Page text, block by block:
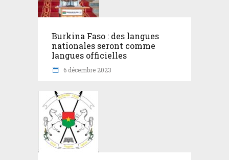
Burkina Faso : des langues
nationales seront comme
langues officielles
6 décembre 2023